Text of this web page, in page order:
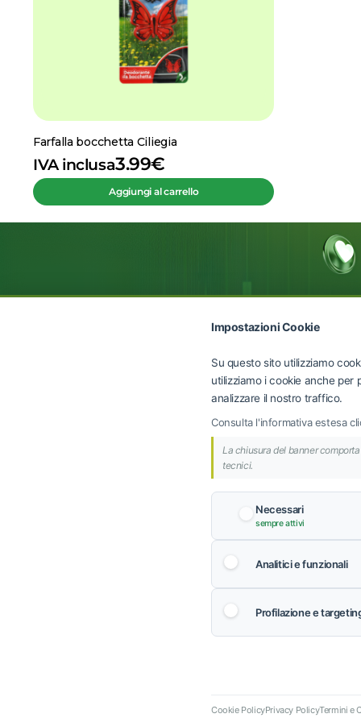
Farfalla bocchetta Ciliegia
3.99€
IVA inclusa
Aggiungi al carrello
Contatti
Telefono
+39 0652170109
info@air-group.eu
vendite@air-
Indirizzo
Via dei Savorelli
© 2024 AIR GROUP S.R.L. | Sede
Impostazioni Cookie
Su questo sito utilizziamo
utilizziamo i cookie anche per
analizzare il nostro traffico.
Consulta l'informativa estesa
La chiusura del banner
tecnici.
Necessari
sempre attivi
Analitici e funzionali
Profilazione e
Cookie PolicyPrivacy PolicyTermini e